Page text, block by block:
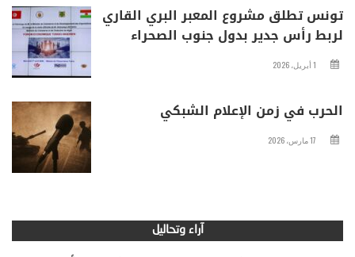
تونس تطلق مشروع المعبر البري القاري
لربط رأس جدير بدول جنوب الصحراء
1 أبريل، 2026
الحرب في زمن الإعلام الشبكي
17 مارس، 2026
آراء وتحاليل